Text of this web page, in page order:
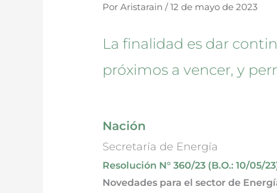
PorAristarain/12 de mayo de 2023
La finalidad es dar
próximos a vencer, y
Nación
Secretaría de Energía
Resolución N° 360/23 (B.O.: 10/05/
Novedades para el sector de